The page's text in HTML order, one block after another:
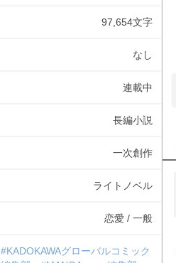
97,654文字
なし
連載中
長編小説
一次創作
ライトノベル
恋愛 / 一般
#KADOKAWAグローバルコミック